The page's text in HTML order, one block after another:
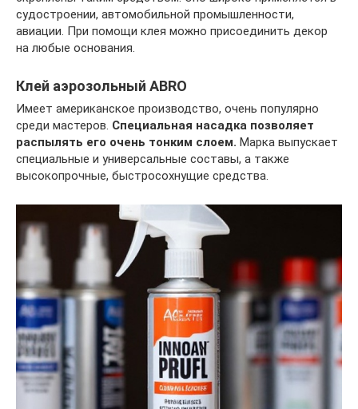
судостроении, автомобильной промышленности,
авиации. При помощи клея можно присоединить декор
на любые основания.
Клей аэрозольный ABRO
Имеет американское производство, очень популярно
среди мастеров. Специальная насадка позволяет
распылять его очень тонким слоем. Марка выпускает
специальные и универсальные составы, а также
высокопрочные, быстросохнущие средства.